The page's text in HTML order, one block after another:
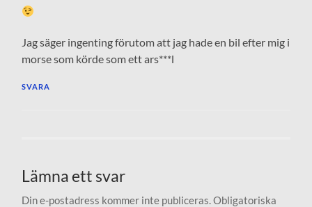
Jag säger ingenting förutom att jag hade en bil efter mig i
morse som körde som ett ars***l
SVARA
Lämna ett svar
Din e-postadress kommer inte publiceras.Obligatoriska